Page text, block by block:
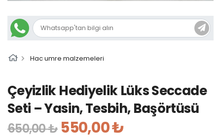
Hac umre malzemeleri
Çeyizlik Hediyelik Lüks Seccade
Seti – Yasin, Tesbih, Başörtüsü
650,00 ₺ 550,00 ₺